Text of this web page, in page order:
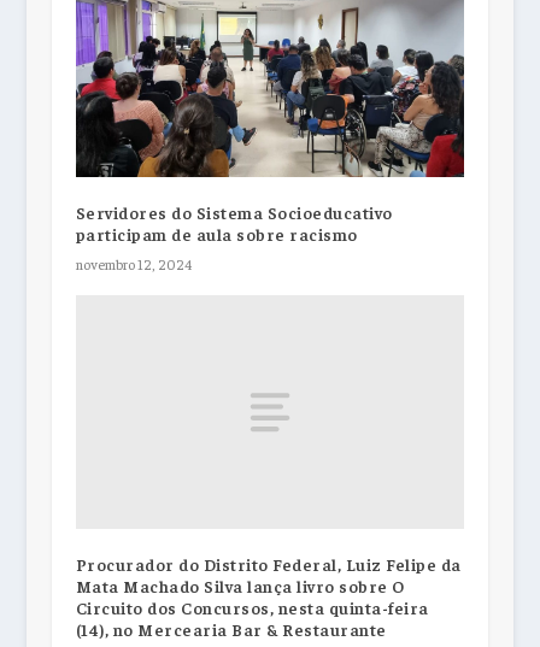
Servidores do Sistema Socioeducativo
participam de aula sobre racismo
novembro 12, 2024
Procurador do Distrito Federal, Luiz Felipe da
Mata Machado Silva lança livro sobre O
Circuito dos Concursos, nesta quinta-feira
(14), no Mercearia Bar & Restaurante